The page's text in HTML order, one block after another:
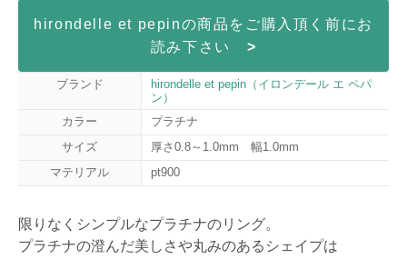
hirondelle et pepinの商品をご購入頂く前にお
読み下さい >
ブランド
hirondelle et pepin（イロンデール エ ペパ
ン）
カラー
プラチナ
サイズ
厚さ0.8～1.0mm 幅1.0mm
マテリアル
pt900
限りなくシンプルなプラチナのリング。
プラチナの澄んだ美しさや丸みのあるシェイプは